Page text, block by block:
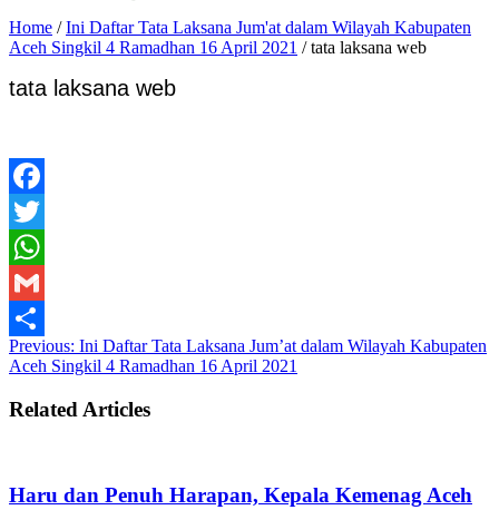
Home /Ini Daftar Tata Laksana Jum'at dalam Wilayah Kabupaten
Aceh Singkil 4 Ramadhan 16 April 2021 /tata laksana web
tata laksana web
Facebook
Twitter
WhatsApp
Gmail
Share
Previous: Ini Daftar Tata Laksana Jum’at dalam Wilayah Kabupaten
Aceh Singkil 4 Ramadhan 16 April 2021
Related Articles
Haru dan Penuh Harapan, Kepala Kemenag Aceh